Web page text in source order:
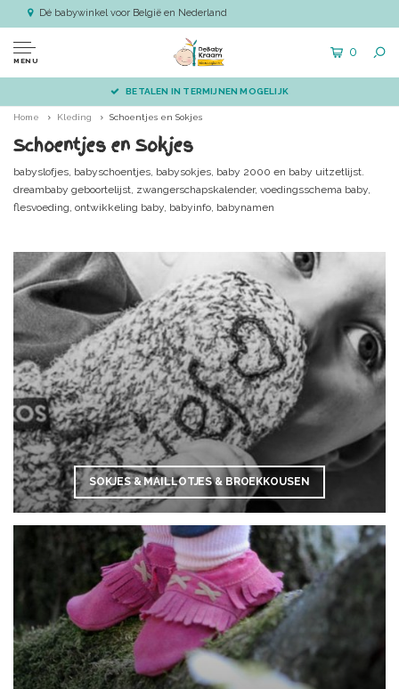
Dé babywinkel voor België en Nederland
MENU
0
BETALEN IN TERMIJNEN MOGELIJK
Home Kleding Schoentjes en Sokjes
Schoentjes en Sokjes
babyslofjes, babyschoentjes, babysokjes, baby 2000 en baby uitzetlijst.
dreambaby geboortelijst, zwangerschapskalender, voedingsschema baby,
flesvoeding, ontwikkeling baby, babyinfo, babynamen
SOKJES & MAILLOTJES & BROEKKOUSEN